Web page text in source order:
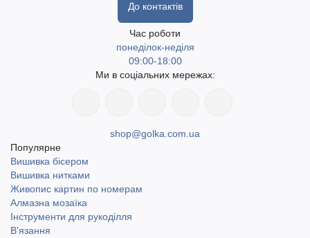
До контактів
Час роботи
понеділок-неділя
09:00-18:00
Ми в соціальних мережах:
shop@golka.com.ua
Популярне
Вишивка бісером
Вишивка нитками
Живопис картин по номерам
Алмазна мозаїка
Інструменти для рукоділля
В'язання